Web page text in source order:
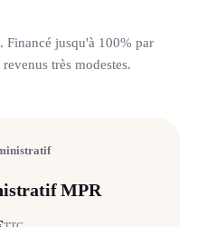
Financé jusqu'à 100% par
très modestes.
MPR